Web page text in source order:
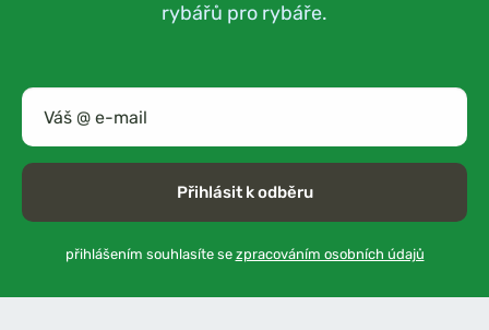
rybářů pro rybáře.
Přihlásit k odběru
přihlášením souhlasíte se zpracováním osobních údajů